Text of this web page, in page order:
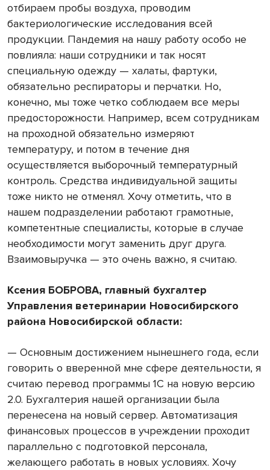
отбираем пробы воздуха, проводим
бактериологические исследования всей
продукции. Пандемия на нашу работу особо не
повлияла: наши сотрудники и так носят
специальную одежду — халаты, фартуки,
обязательно респираторы и перчатки. Но,
конечно, мы тоже четко соблюдаем все меры
предосторожности. Например, всем сотрудникам
на проходной обязательно измеряют
температуру, и потом в течение дня
осуществляется выборочный температурный
контроль. Средства индивидуальной защиты
тоже никто не отменял. Хочу отметить, что в
нашем подразделении работают грамотные,
компетентные специалисты, которые в случае
необходимости могут заменить друг друга.
Взаимовыручка — это очень важно, я считаю.
Ксения БОБРОВА, главный бухгалтер
Управления ветеринарии Новосибирского
района Новосибирской области:
— Основным достижением нынешнего года, если
говорить о вверенной мне сфере деятельности, я
считаю перевод программы 1С на новую версию
2.0. Бухгалтерия нашей организации была
перенесена на новый сервер. Автоматизация
финансовых процессов в учреждении проходит
параллельно с подготовкой персонала,
желающего работать в новых условиях. Хочу